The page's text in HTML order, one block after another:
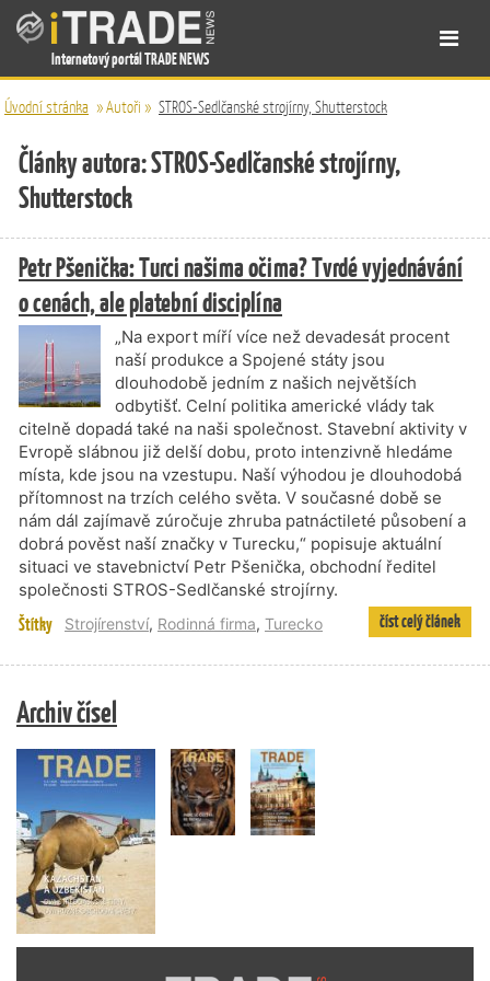
Internetový portál TRADE NEWS
Úvodní stránka »Autoři » STROS-Sedlčanské strojírny, Shutterstock
Články autora: STROS-Sedlčanské strojírny,
Shutterstock
Petr Pšenička: Turci našima očima? Tvrdé vyjednávání
o cenách, ale platební disciplína
„Na export míří více než devadesát procent
naší produkce a Spojené státy jsou
dlouhodobě jedním z našich největších
odbytišť. Celní politika americké vlády tak
citelně dopadá také na naši společnost. Stavební aktivity v
Evropě slábnou již delší dobu, proto intenzivně hledáme
místa, kde jsou na vzestupu. Naší výhodou je dlouhodobá
přítomnost na trzích celého světa. V současné době se
nám dál zajímavě zúročuje zhruba patnáctileté působení a
dobrá pověst naší značky v Turecku,“ popisuje aktuální
situaci ve stavebnictví Petr Pšenička, obchodní ředitel
společnosti STROS-Sedlčanské strojírny.
Štítky Strojírenství, Rodinná firma, Turecko číst celý článek
Archiv čísel